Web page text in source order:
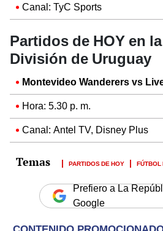
Canal: TyC Sports
Partidos de HOY en
División de Uruguay
Montevideo Wanderers vs
Hora: 5.30 p. m.
Canal: Antel TV, Disney Plus
PARTIDOS DE HOY FÚTBOL
Prefiero a La
Google